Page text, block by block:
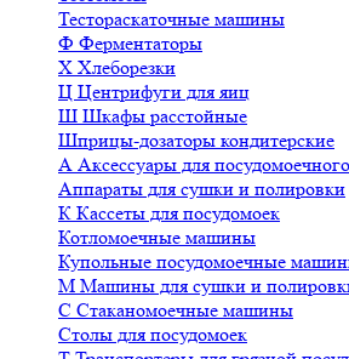
Тестораскаточные машины
Ф Ферментаторы
Х Хлеборезки
Ц Центрифуги для яиц
Ш Шкафы расстойные
Шприцы-дозаторы кондитерские
А Аксессуары для
Аппараты для сушки и полировки
К Кассеты для посудомоек
Котломоечные машины
Купольные посудомоечные
М Машины для сушки и
С Стаканомоечные машины
Столы для посудомоек